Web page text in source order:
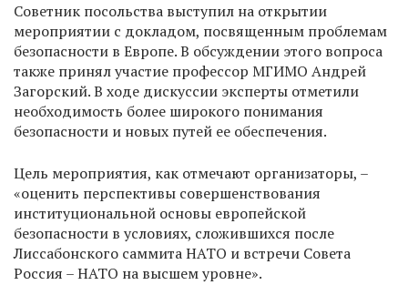
Советник посольства выступил на открытии
мероприятии с докладом, посвященным проблемам
безопасности в Европе. В обсуждении этого вопроса
также принял участие профессор МГИМО Андрей
Загорский. В ходе дискуссии эксперты отметили
необходимость более широкого понимания
безопасности и новых путей ее обеспечения.
Цель мероприятия, как отмечают организаторы, –
«оценить перспективы совершенствования
институциональной основы европейской
безопасности в условиях, сложившихся после
Лиссабонского саммита НАТО и встречи Совета
Россия – НАТО на высшем уровне».